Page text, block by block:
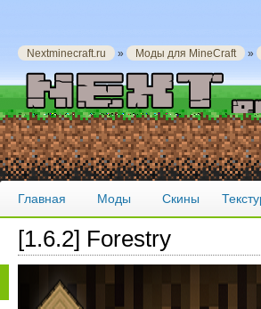
Nextminecraft.ru » Моды для MineCraft »
Главная Моды Скины
[1.6.2] Forestry